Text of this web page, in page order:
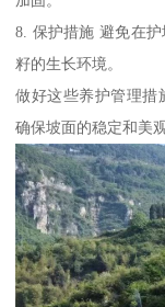
8. 保护措施 避免在
籽的生长环境。
做好这些养护管理措
确保坡面的稳定和美观